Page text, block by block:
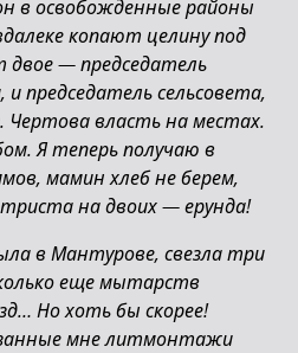
в освобожденные районы
копают целину под
двое — председатель
председатель сельсовета,
власть на местах.
Я теперь получаю в
мамин хлеб не берем,
на двоих — ерунда!
в Мантурове, свезла три
еще мытарств
Но хоть бы скорее!
мне литмонтажи